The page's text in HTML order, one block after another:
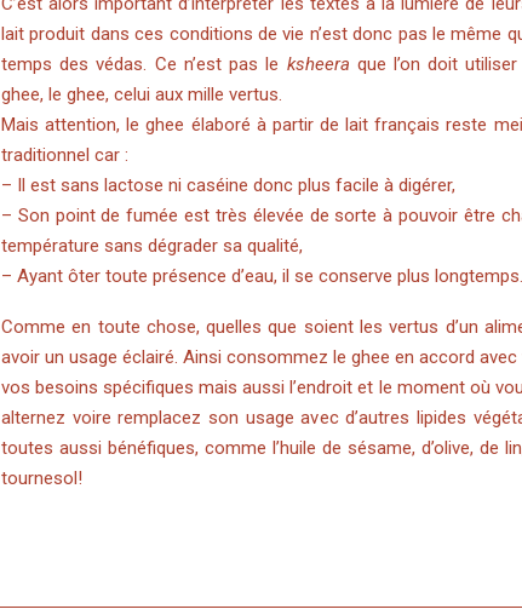
lait produit dans ces conditions de vie n’est donc pas le même
temps des védas. Ce n’est pas le ksheera que l’on doit
ghee, le ghee, celui aux mille vertus.
Mais attention, le ghee élaboré à partir de lait français reste
traditionnel car :
– Il est sans lactose ni caséine donc plus facile à digérer,
– Son point de fumée est très élevée de sorte à pouvoir être
température sans dégrader sa qualité,
– Ayant ôter toute présence d’eau, il se conserve plus longtemps.
Comme en toute chose, quelles que soient les vertus d’un
avoir un usage éclairé. Ainsi consommez le ghee en accord
vos besoins spécifiques mais aussi l’endroit et le moment où
alternez voire remplacez son usage avec d’autres lipides
toutes aussi bénéfiques, comme l’huile de sésame, d’olive, de
tournesol!